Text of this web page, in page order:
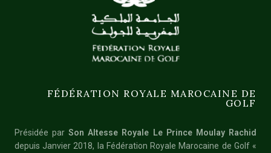
FÉDÉRATION ROYALE MAROCAINE DE
GOLF
Présidée parSon Altesse Royale Le Prince Moulay Rachid
depuis Janvier 2018, la Fédération Royale Marocaine de Golf «